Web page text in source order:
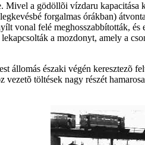
a gödöllõi vízdaru
forgalmas órákban)
vonal felé meghosszabbították,
a mozdonyt, amely a
északi végén keresztezõ
töltések nagy részét